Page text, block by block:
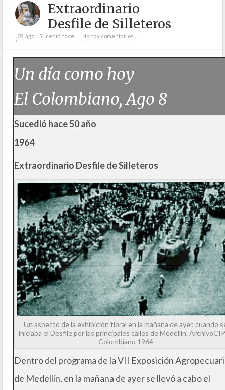
Extraordinario
Desfile de Silleteros
;08. ago Sucedió hace... No hay comentarios
Un día como hoy
El Colombiano, Ago 8
Sucedió hace 50 año
1964
Extraordinario Desfile de Silleteros
Un aspecto de la exhibición floral en la mañana de ayer, cuando
iniciaba el Desfile por las principales calles de Medellín.
Colombiano 1964
Dentro del programa de la VII Exposición
de Medellín, en la mañana de ayer se llevó a cabo el